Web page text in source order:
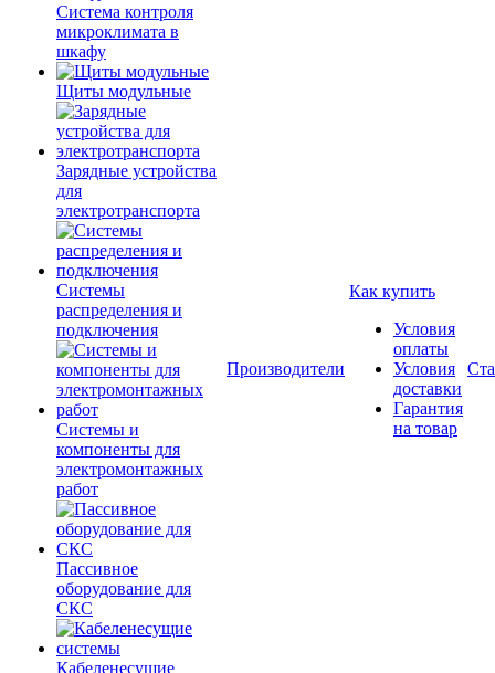
Система контроля
микроклимата в
шкафу
Щиты модульные
Зарядные устройства
для
электротранспорта
Системы
распределения и
подключения
Системы и
компоненты для
электромонтажных
работ
Пассивное
оборудование для
СКС
Кабеленесущие
Производители
Как купить
Условия
оплаты
Условия
доставки
Гарантия
на товар